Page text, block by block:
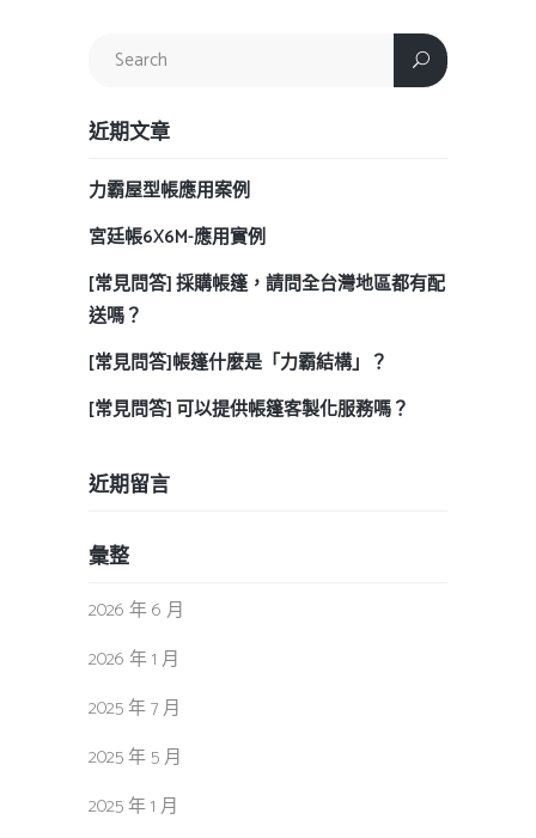
近期文章
力霸屋型帳應用案例
宮廷帳6X6M-應用實例
[常見問答] 採購帳篷，請問全台灣地區都有配
送嗎？
[常見問答]帳篷什麼是「力霸結構」？
[常見問答] 可以提供帳篷客製化服務嗎？
近期留言
彙整
2026 年 6 月
2026 年 1 月
2025 年 7 月
2025 年 5 月
2025 年 1 月